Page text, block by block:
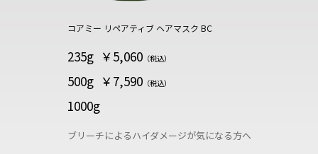
コアミー リペアティブ ヘアマスク BC
235g ￥5,060（税込）
500g ￥7,590（税込）
1000g
ブリーチによるハイダメージが気になる方へ